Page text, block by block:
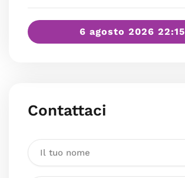
6 agosto 2026 22:15
Contattaci